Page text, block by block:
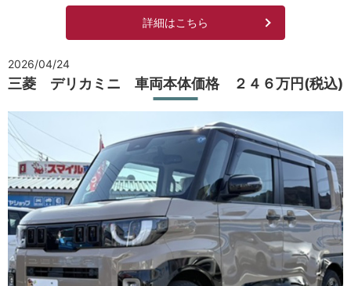
詳細はこちら
2026/04/24
三菱 デリカミニ 車両本体価格 ２４６万円(税込)